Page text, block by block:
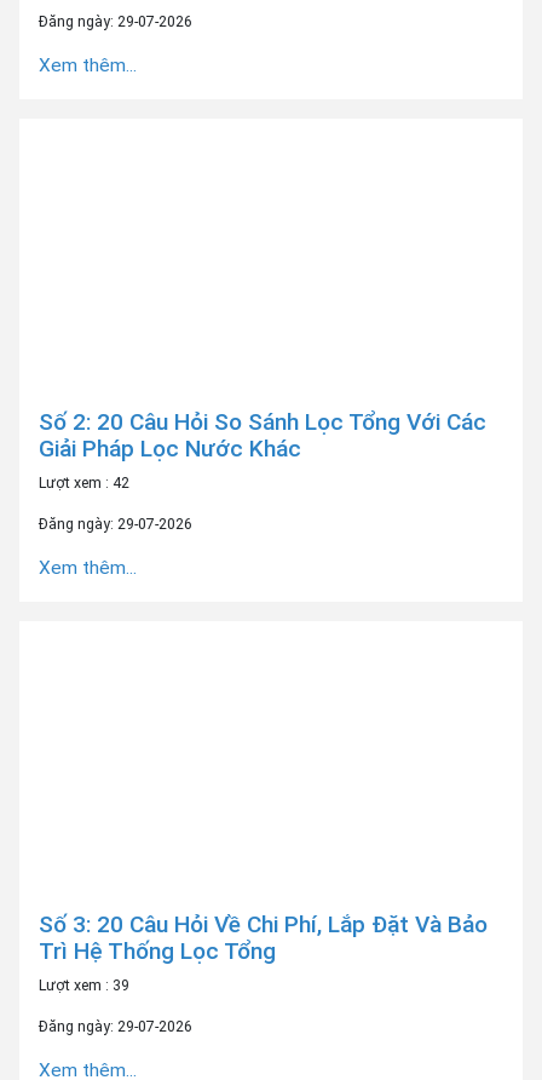
Đăng ngày: 29-07-2026
Xem thêm...
Số 2: 20 Câu Hỏi So Sánh Lọc Tổng Với Các
Giải Pháp Lọc Nước Khác
Lượt xem : 42
Đăng ngày: 29-07-2026
Xem thêm...
Số 3: 20 Câu Hỏi Về Chi Phí, Lắp Đặt Và Bảo
Trì Hệ Thống Lọc Tổng
Lượt xem : 39
Đăng ngày: 29-07-2026
Xem thêm...